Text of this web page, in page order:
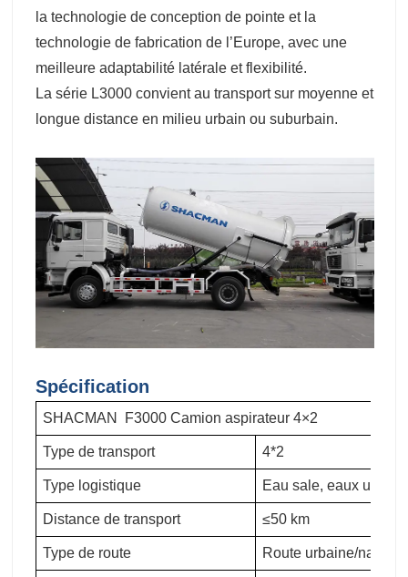
la technologie de conception de pointe et la
technologie de fabrication de l’Europe, avec une
meilleure adaptabilité latérale et flexibilité.
La série L3000 convient au transport sur moyenne et
longue distance en milieu urbain ou suburbain.
Spécification
SHACMAN F3000 Camion aspirateur 4×2
Type de transport 4*2
Type logistique Eau sale, eaux
Distance de transport ≤50 km
Type de route Route urbaine/